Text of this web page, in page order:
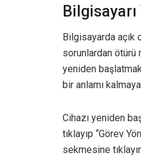
Bilgisayarda açık
sorunlardan ötürü
yeniden
bir anlamı
Cihazı yeniden
tıklayıp “Görev
sekmesine